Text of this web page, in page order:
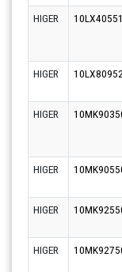
HIGER
HIGER
HIGER
HIGER
HIGER
HIGER